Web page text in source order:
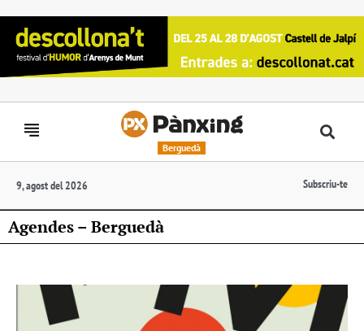
Berguedà
9, agost del 2026 Subscriu-te
Agendes – Berguedà